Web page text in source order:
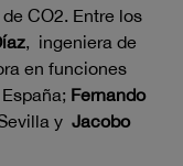
CO2. Entre los
, ingeniera de
en funciones
Fernando
y Jacobo